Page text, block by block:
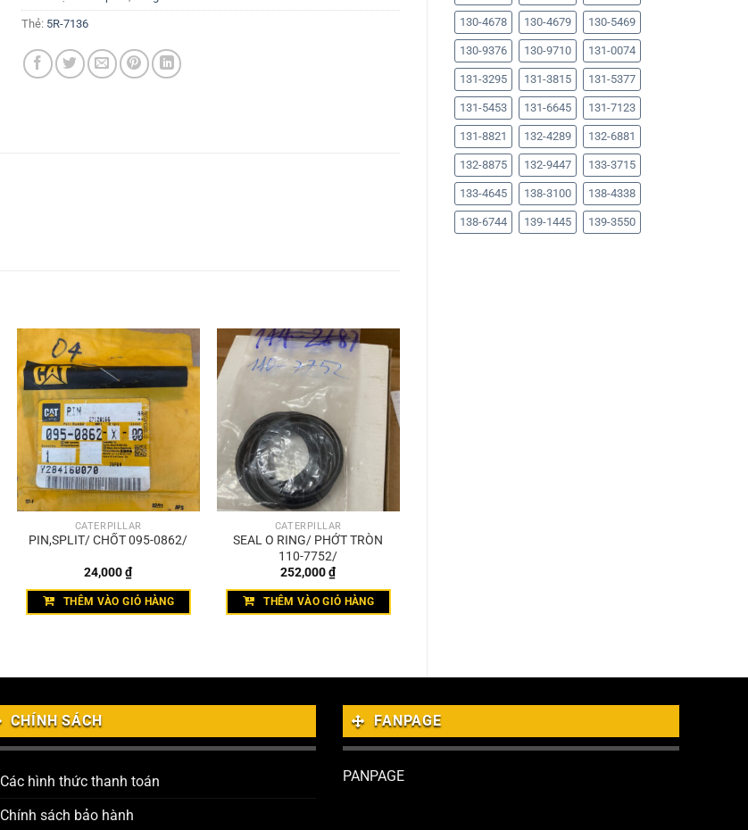
130-4678 130-4679 130-5469
130-9376 130-9710 131-0074
131-3295 131-3815 131-5377
131-5453 131-6645 131-7123
131-8821 132-4289 132-6881
132-8875 132-9447 133-3715
133-4645 138-3100 138-4338
138-6744 139-1445 139-3550
Thẻ: 5R-7136
CATERPILLAR
PIN,SPLIT/ CHỐT 095-0862/
24,000₫
THÊM VÀO GIỎ HÀNG
CATERPILLAR
SEAL O RING/ PHỚT TRÒN
110-7752/
252,000₫
THÊM VÀO GIỎ HÀNG
CHÍNH SÁCH
Các hình thức thanh toán
Chính sách bảo hành
FANPAGE
PANPAGE